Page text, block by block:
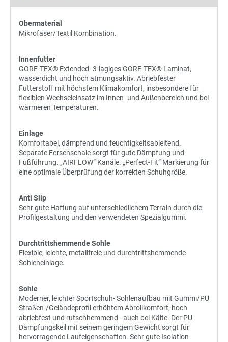
Obermaterial
Mikrofaser/Textil Kombination.
Innenfutter
GORE-TEX® Extended- 3-lagiges GORE-TEX® Laminat,
wasserdicht und hoch atmungsaktiv. Abriebfester
Futterstoff mit höchstem Klimakomfort, insbesondere für
flexiblen Wechseleinsatz im Innen- und Außenbereich und bei
wärmeren Temperaturen.
Einlage
Komfortabel, dämpfend und feuchtigkeitsableitend.
Separate Fersenschale sorgt für gute Dämpfung und
Fußführung. „AIRFLOW“ Kanäle. „Perfect-Fit“ Markierung für
eine optimale Überprüfung der korrekten Schuhgröße.
Anti Slip
Sehr gute Haftung auf unterschiedlichem Terrain durch die
Profilgestaltung und den verwendeten Spezialgummi.
Durchtrittshemmende Sohle
Flexible, leichte, metallfreie und durchtrittshemmende
Sohleneinlage.
Sohle
Moderner, leichter Sportschuh- Sohlenaufbau mit Gummi/PU
Straßen-/Geländeprofil erhöhtem Abrollkomfort, hoch
abriebfest und rutschhemmend - auch bei Kälte. Der PU-
Dämpfungskeil mit seinem geringem Gewicht sorgt für
hervorragende Laufeigenschaften. Sehr gute Isolation